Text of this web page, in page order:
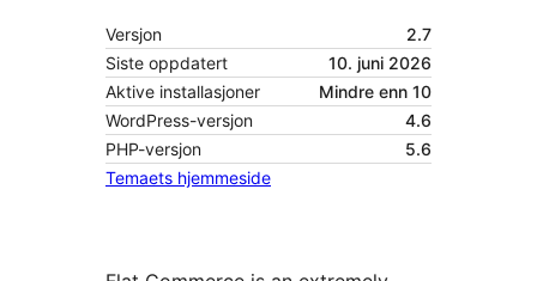
Versjon
2.7
Siste oppdatert
10. juni 2026
Aktive installasjoner
Mindre enn 10
WordPress-versjon
4.6
PHP-versjon
5.6
Temaets hjemmeside